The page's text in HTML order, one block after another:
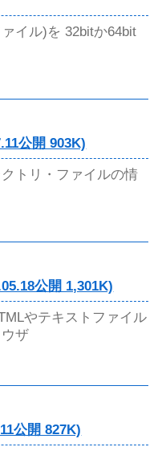
イル)を 32bitか64bit
公開 903K)
トリ・ファイルの情
公開 1,301K)
やテキストファイル
ザ
公開 827K)